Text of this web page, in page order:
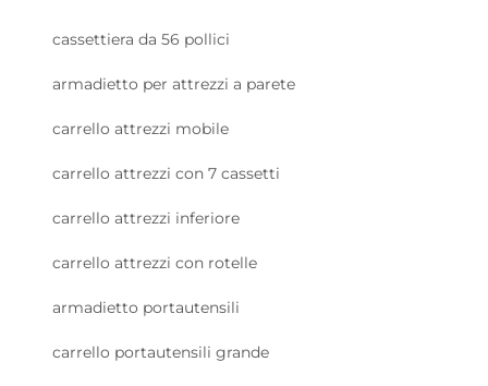
cassettiera da 56 pollici
armadietto per attrezzi a parete
carrello attrezzi mobile
carrello attrezzi con 7 cassetti
carrello attrezzi inferiore
carrello attrezzi con rotelle
armadietto portautensili
carrello portautensili grande